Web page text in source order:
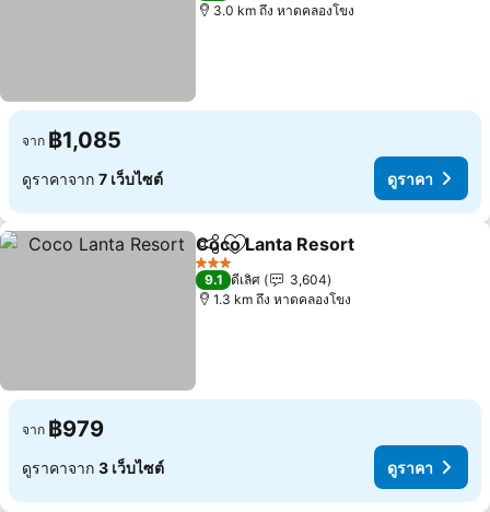
3.0 km ถึง หาดคลองโขง
จาก ฿1,085
ดูราคาจาก 7 เว็บไซต์ ดูราคา
แชร์ เพิ่มในรายการโปรด
Coco Lanta Resort
3 ดาว
9.1 ดีเลิศ
3,604
1.3 km ถึง หาดคลองโขง
จาก ฿979
ดูราคาจาก 3 เว็บไซต์ ดูราคา